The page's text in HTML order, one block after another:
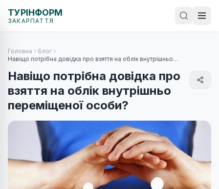
ТУРІНФОРМ
ЗАКАРПАТТЯ
Головна
Блог
Навіщо потрібна довідка про взяття на облік внутрішньо
Навіщо потрібна довідка про
взяття на облік внутрішньо
переміщеної особи?